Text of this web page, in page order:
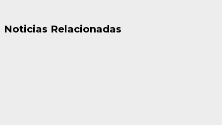
Noticias Relacionadas